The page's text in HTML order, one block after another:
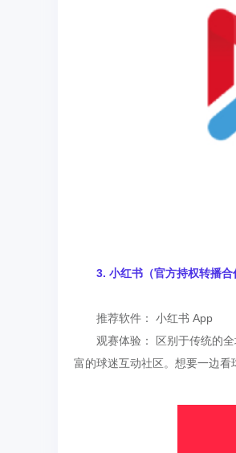
3. 小红书（官方持权转播合
推荐软件： 小红书 App
观赛体验： 区别于传统的
富的球迷互动社区。想要一边看